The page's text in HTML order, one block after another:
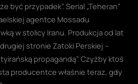
być przypadek”. Serial „Teheran”
agentce Mossadu
w stolicy Iranu. Produkcja od lat
stronie Zatoki Perskiej –
propagandą”. Czyżby ktoś
producentce właśnie teraz, gdy